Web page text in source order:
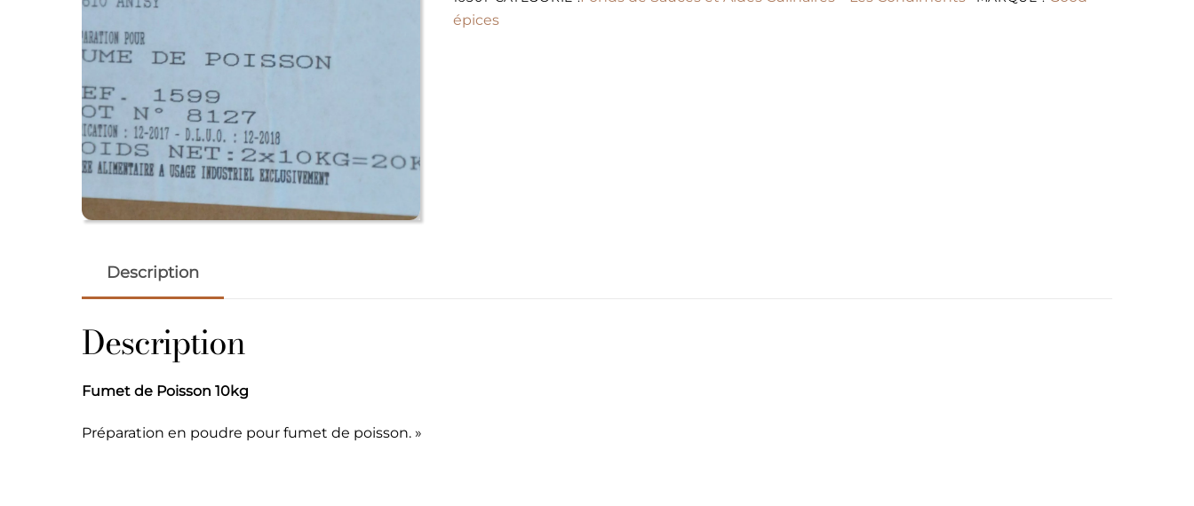
épices
Description
Description
Fumet de Poisson 10kg
Préparation en poudre pour fumet de poisson. »